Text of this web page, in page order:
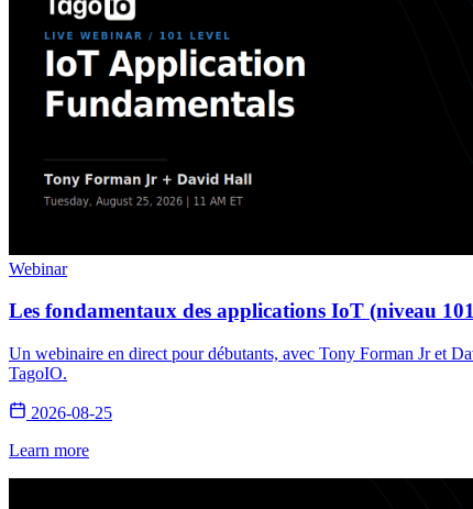
Webinar
Les fondamentaux des applications IoT (niveau
Un webinaire en direct pour débutants, avec Tony Forman Jr et
TagoIO.
2026-08-25
Learn more